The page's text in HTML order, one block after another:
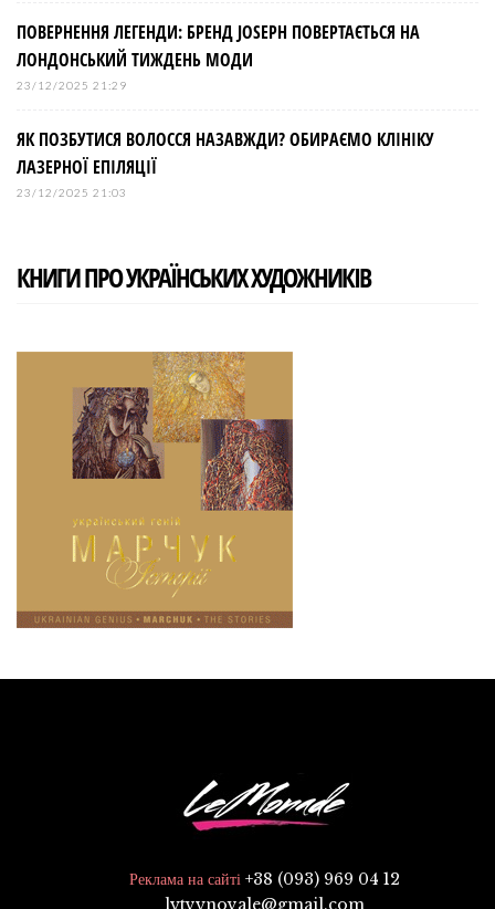
ПОВЕРНЕННЯ ЛЕГЕНДИ: БРЕНД JOSEPH ПОВЕРТАЄТЬСЯ НА
ЛОНДОНСЬКИЙ ТИЖДЕНЬ МОДИ
23/12/2025 21:29
ЯК ПОЗБУТИСЯ ВОЛОССЯ НАЗАВЖДИ? ОБИРАЄМО КЛІНІКУ
ЛАЗЕРНОЇ ЕПІЛЯЦІЇ
23/12/2025 21:03
КНИГИ ПРО УКРАЇНСЬКИХ ХУДОЖНИКІВ
Реклама на сайті +38 (093) 969 04 12
lytvynovale@gmail.com